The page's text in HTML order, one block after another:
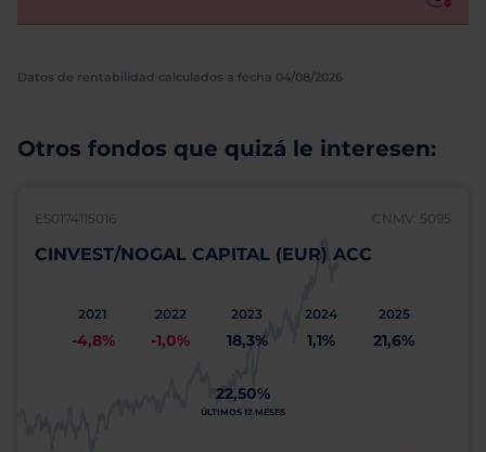
Datos de rentabilidad calculados a fecha 04/08/2026
Otros fondos que quizá le interesen:
ES0174115016 CNMV: 5095
CINVEST/NOGAL CAPITAL (EUR) ACC
2021
-4,8%
2022
-1,0%
2023
18,3%
2024
1,1%
2025
21,6%
22,50%
ÚLTIMOS 12 MESES